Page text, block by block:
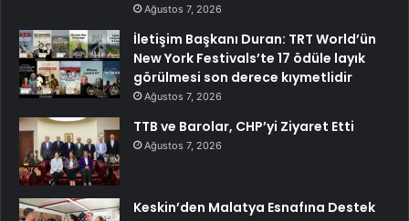
Ağustos 7, 2026
İletişim Başkanı Duran: TRT World’ün
New York Festivals’te 17 ödüle layık
görülmesi son derece kıymetlidir
Ağustos 7, 2026
TTB ve Barolar, CHP’yi Ziyaret Etti
Ağustos 7, 2026
Keskin’den Malatya Esnafına Destek